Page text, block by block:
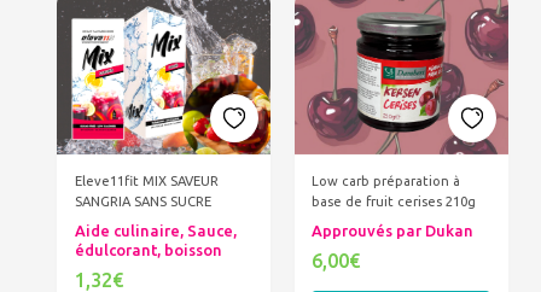
Eleve11fit MIX SAVEUR
SANGRIA SANS SUCRE
Aide culinaire, Sauce,
édulcorant, boisson
1,32€
Low carb préparation à
base de fruit cerises 210g
Approuvés par Dukan
6,00€